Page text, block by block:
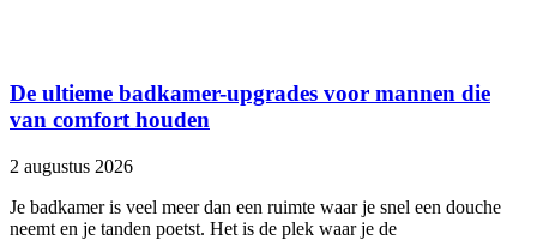
De ultieme badkamer-upgrades voor mannen die
van comfort houden
2 augustus 2026
Je badkamer is veel meer dan een ruimte waar je snel een douche
neemt en je tanden poetst. Het is de plek waar je de